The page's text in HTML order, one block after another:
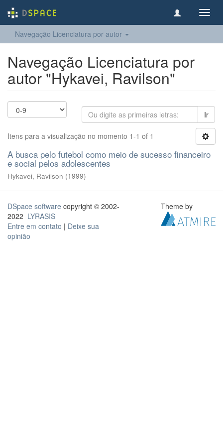
Navegação Licenciatura por autor
Navegação Licenciatura por
autor "Hykavei, Ravilson"
Ir
Itens para a visualização no momento 1-1 of 1
A busca pelo futebol como meio de sucesso financeiro
e social pelos adolescentes
Hykavei, Ravilson (1999)
DSpace software copyright © 2002-
2022 LYRASIS
Entre em contato | Deixe sua
opinião
Theme by